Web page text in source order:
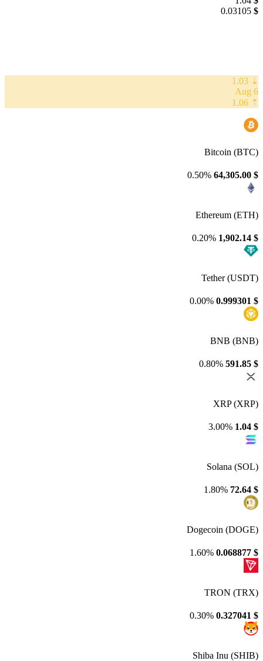
$
0.03105
⇣ 1.03
6 Aug
⇡ 1.06
Bitcoin (BTC)
$
64,305.00
0.50%
Ethereum (ETH)
$
1,902.14
0.20%
Tether (USDT)
$
0.999301
0.00%
BNB (BNB)
$
591.85
0.80%
XRP (XRP)
$
1.04
3.00%
Solana (SOL)
$
72.64
1.80%
Dogecoin (DOGE)
$
0.068877
1.60%
TRON (TRX)
$
0.327041
0.30%
Shiba Inu (SHIB)